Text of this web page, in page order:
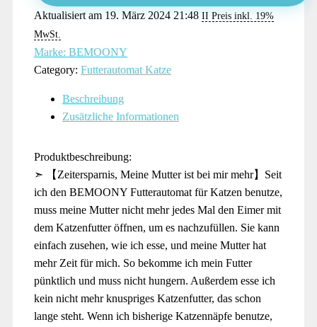
Aktualisiert am 19. März 2024 21:48 II Preis inkl. 19%
MwSt.
Marke: BEMOONY
Category: Futterautomat Katze
Beschreibung
Zusätzliche Informationen
Produktbeschreibung:
➣ 【Zeitersparnis, Meine Mutter ist bei mir mehr】Seit
ich den BEMOONY Futterautomat für Katzen benutze,
muss meine Mutter nicht mehr jedes Mal den Eimer mit
dem Katzenfutter öffnen, um es nachzufüllen. Sie kann
einfach zusehen, wie ich esse, und meine Mutter hat
mehr Zeit für mich. So bekomme ich mein Futter
pünktlich und muss nicht hungern. Außerdem esse ich
kein nicht mehr knuspriges Katzenfutter, das schon
lange steht. Wenn ich bisherige Katzennäpfe benutze,